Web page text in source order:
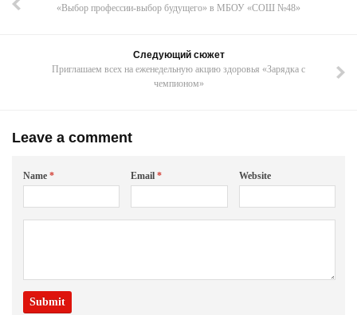
«Выбор профессии-выбор будущего» в МБОУ «СОШ №48»
Следующий сюжет
Приглашаем всех на еженедельную акцию здоровья «Зарядка с
чемпионом»
Leave a comment
Name * Email* Website